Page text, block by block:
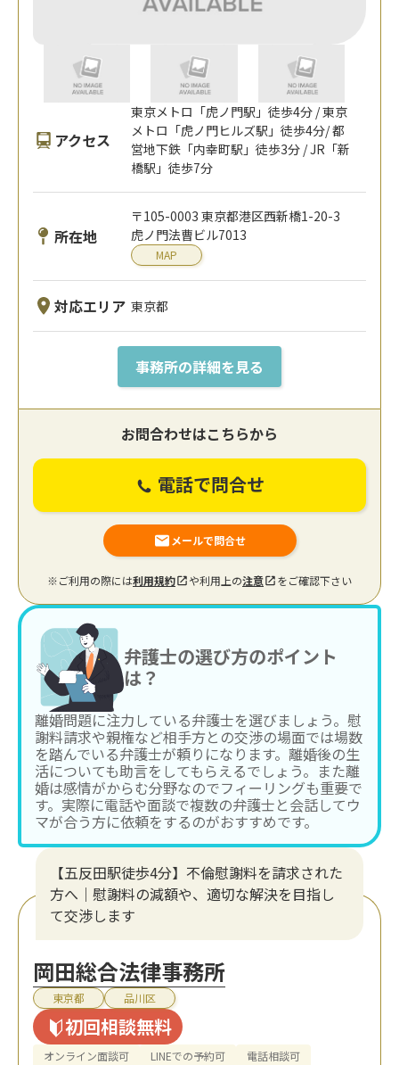
アクセス
東京メトロ「虎ノ門駅」徒歩4分 / 東京
メトロ「虎ノ門ヒルズ駅」徒歩4分/ 都
営地下鉄「内幸町駅」徒歩3分 / JR「新
橋駅」徒歩7分
所在地
〒105-0003 東京都港区西新橋1-20-3
虎ノ門法曹ビル7013
MAP
対応エリア 東京都
事務所の詳細を見る
お問合わせはこちらから
電話で問合せ
メールで問合せ
※ご利用の際には利用規約 や利用上の注意 をご確認下さい
弁護士の選び方のポイント
は？
離婚問題に注力している弁護士を選びましょう。慰
謝料請求や親権など相手方との交渉の場面では場数
を踏んでいる弁護士が頼りになります。離婚後の生
活についても助言をしてもらえるでしょう。また離
婚は感情がからむ分野なのでフィーリングも重要で
す。実際に電話や面談で複数の弁護士と会話してウ
マが合う方に依頼をするのがおすすめです。
【五反田駅徒歩4分】不倫慰謝料を請求された
方へ｜慰謝料の減額や、適切な解決を目指し
て交渉します
岡田総合法律事務所
東京都 品川区
初回相談無料
オンライン面談可 LINEでの予約可
電話相談可